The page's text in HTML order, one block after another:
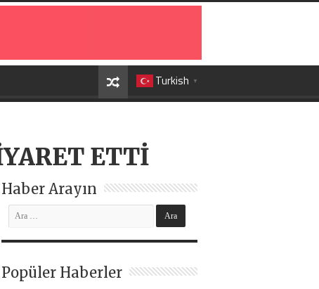
Turkish ▼
ETTİ
Haber Arayın
Popüler Haberler